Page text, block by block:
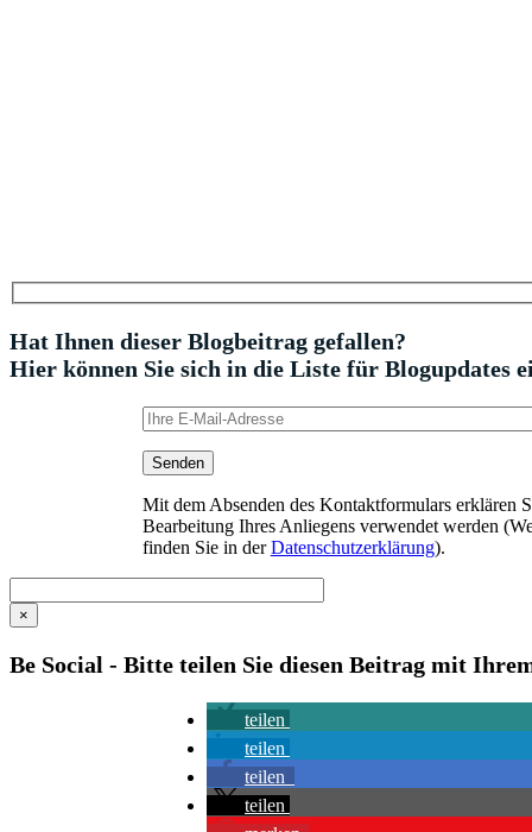
Hat Ihnen dieser Blogbeitrag gefallen?
Hier können Sie sich in die Liste für Blogupdates
Mit dem Absenden des Kontaktformulars erklären
Bearbeitung Ihres Anliegens verwendet werden
finden Sie in derDatenschutzerklärung).
×
Be Social - Bitte teilen Sie diesen Beitrag mit
teilen
teilen
teilen
teilen